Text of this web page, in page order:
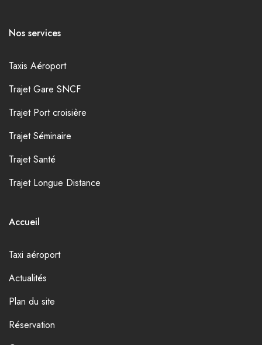
Nos services
Taxis Aéroport
Trajet Gare SNCF
Trajet Port croisière
Trajet Séminaire
Trajet Santé
Trajet Longue Distance
Accueil
Taxi aéroport
Actualités
Plan du site
Réservation